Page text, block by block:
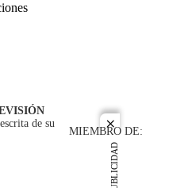
close
PUBLICIDAD
de su
MIEMBRO DE: